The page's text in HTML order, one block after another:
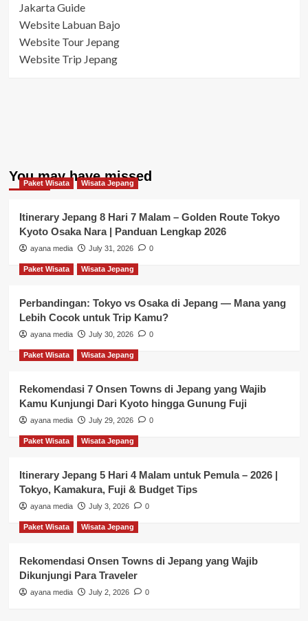
Jakarta Guide
Website Labuan Bajo
Website Tour Jepang
Website Trip Jepang
You may have missed
Paket Wisata Wisata Jepang
Itinerary Jepang 8 Hari 7 Malam – Golden Route Tokyo
Kyoto Osaka Nara | Panduan Lengkap 2026
ayana media July 31, 2026 0
Paket Wisata Wisata Jepang
Perbandingan: Tokyo vs Osaka di Jepang — Mana yang
Lebih Cocok untuk Trip Kamu?
ayana media July 30, 2026 0
Paket Wisata Wisata Jepang
Rekomendasi 7 Onsen Towns di Jepang yang Wajib
Kamu Kunjungi Dari Kyoto hingga Gunung Fuji
ayana media July 29, 2026 0
Paket Wisata Wisata Jepang
Itinerary Jepang 5 Hari 4 Malam untuk Pemula – 2026 |
Tokyo, Kamakura, Fuji & Budget Tips
ayana media July 3, 2026 0
Paket Wisata Wisata Jepang
Rekomendasi Onsen Towns di Jepang yang Wajib
Dikunjungi Para Traveler
ayana media July 2, 2026 0